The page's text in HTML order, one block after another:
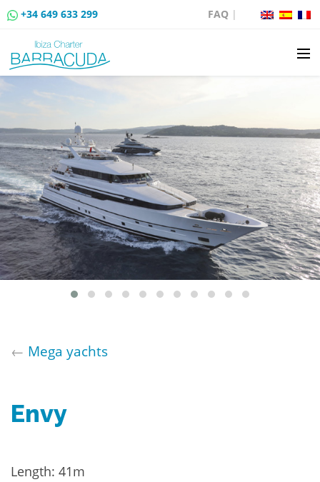
+34 649 633 299 FAQ|
BOAT CHARTER
BOAT SALES
MOORING RENTAL
BOAT RENTAL ROUTES
EVENTS
BLOG
← Mega yachts
Envy
Length: 41m